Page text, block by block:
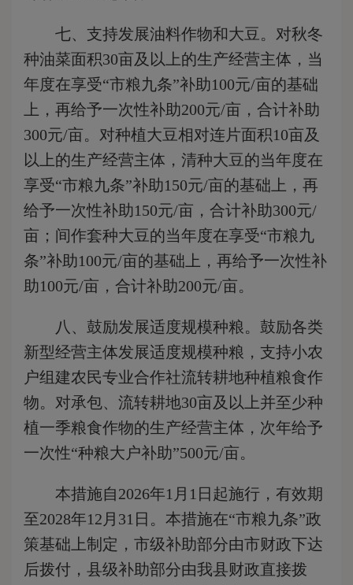
七、支持发展油料作物和大豆。 对秋冬
种油菜面积30亩及以上的生产经营主体，当
年度在享受“市粮九条”补助100元/亩的基础
上，再给予一次性补助200元/亩，合计补助
300元/亩。对种植大豆相对连片面积10亩及
以上的生产经营主体，清种大豆的当年度在
享受“市粮九条”补助150元/亩的基础上，再
给予一次性补助150元/亩，合计补助300元/
亩；间作套种大豆的当年度在享受“市粮九
条”补助100元/亩的基础上，再给予一次性补
助100元/亩，合计补助200元/亩。
八、鼓励发展适度规模种粮。 鼓励各类
新型经营主体发展适度规模种粮，支持小农
户组建农民专业合作社流转耕地种植粮食作
物。对承包、流转耕地30亩及以上并至少种
植一季粮食作物的生产经营主体，次年给予
一次性“种粮大户补助”500元/亩。
本措施自2026年1月1日起施行，有效期
至2028年12月31日。本措施在“市粮九条”政
策基础上制定，市级补助部分由市财政下达
后拨付，县级补助部分由我县财政直接拨